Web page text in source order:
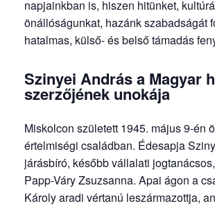
napjainkban is, hiszen hitünket,
önállóságunkat, hazánk szabadságát
hatalmas, külső- és belső támadás
Szinyei András a Magyar
szerzőjének unokája
Miskolcon született 1945. május 9-én
értelmiségi családban. Édesapja
járásbíró, később vállalati
Papp-Váry Zsuzsanna. Apai ágon a
Károly aradi vértanú leszármazottja,